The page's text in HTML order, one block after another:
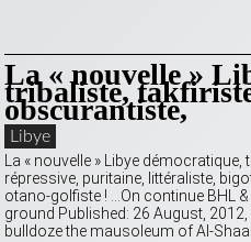
La « nouvelle »
tribaliste,
obscurantiste,
Libye
La « nouvelle » Libye
répressive, puritaine, littéraliste,
otano-golfiste ! …On continue BHL &
ground Published: 26 August,
bulldoze the mausoleum of Al-